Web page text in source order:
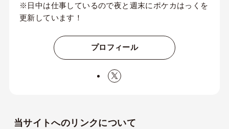
※日中は仕事しているので夜と週末にポケカはっくを
更新しています！
プロフィール
当サイトへのリンクについて